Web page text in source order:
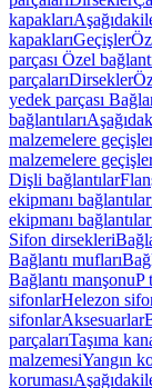
kapakları
kapaklarıGeçişler
parçası Özel
parçalarıDirsekler
yedek parçası
bağlantıları
malzemelere
malzemelere
Dişli bağlantılar
ekipmanı
ekipmanı
Sifon dirsekleri
Bağlantı mufları
Bağlantı manşonuP
sifonlarHelezon
sifonlarAksesuarlar
parçalarıTaşıma
malzemesiYangın
koruması